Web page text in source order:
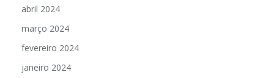
abril 2024
março 2024
fevereiro 2024
janeiro 2024